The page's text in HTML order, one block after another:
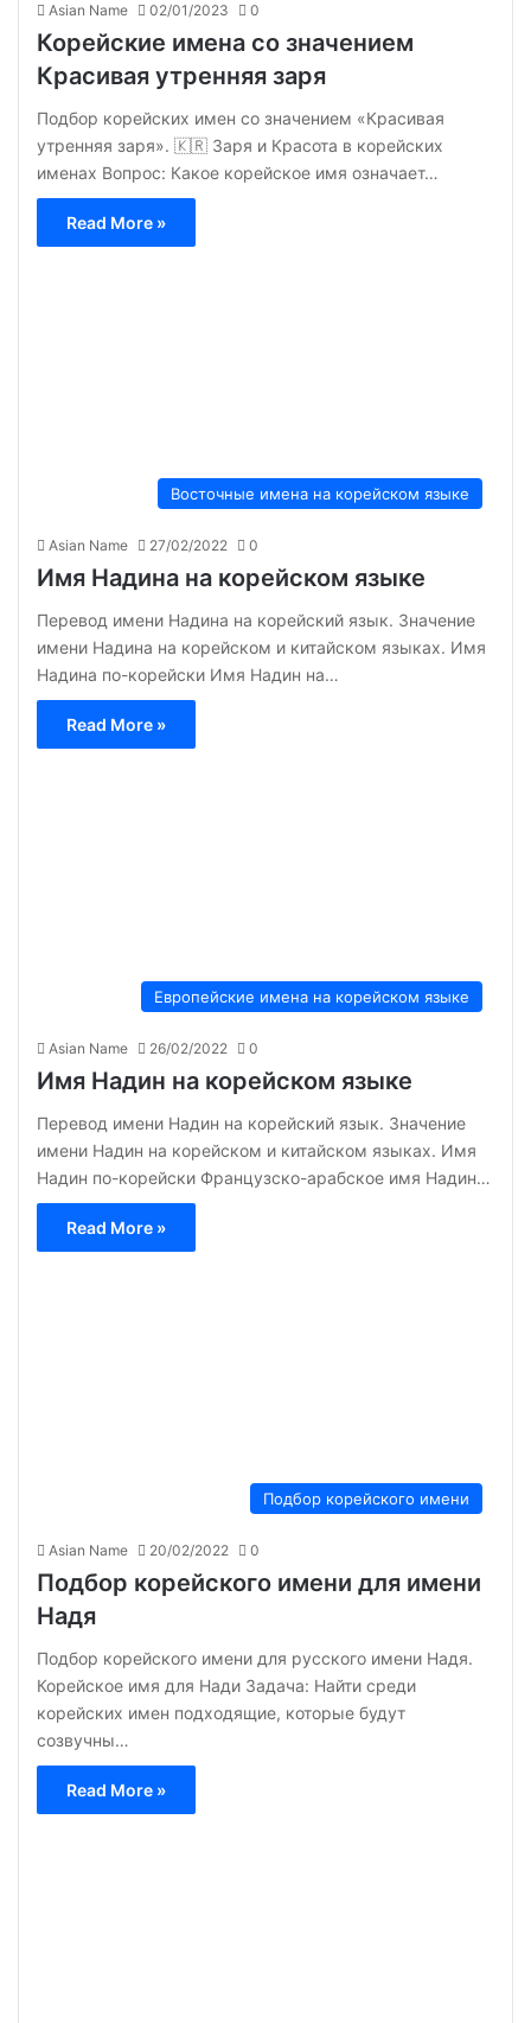
Asian Name 02/01/2023 0
Корейские имена со значением
Красивая утренняя заря
Подбор корейских имен со значением «Красивая
утренняя заря». 🇰🇷 Заря и Красота в корейских
именах Вопрос: Какое корейское имя означает…
Read More »
Восточные имена на корейском языке
Asian Name 27/02/2022 0
Имя Надина на корейском языке
Перевод имени Надина на корейский язык. Значение
имени Надина на корейском и китайском языках. Имя
Надина по-корейски Имя Надин на…
Read More »
Европейские имена на корейском языке
Asian Name 26/02/2022 0
Имя Надин на корейском языке
Перевод имени Надин на корейский язык. Значение
имени Надин на корейском и китайском языках. Имя
Надин по-корейски Французско-арабское имя Надин…
Read More »
Подбор корейского имени
Asian Name 20/02/2022 0
Подбор корейского имени для имени
Надя
Подбор корейского имени для русского имени Надя.
Корейское имя для Нади Задача: Найти среди
корейских имен подходящие, которые будут
созвучны…
Read More »